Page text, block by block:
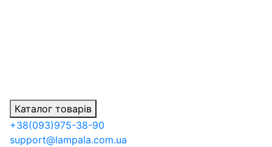
Каталог товарів
+38(093)975-38-90
support@lampala.com.ua